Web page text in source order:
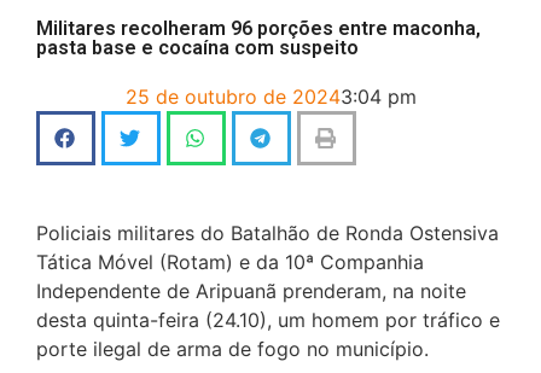
Militares recolheram 96 porções entre maconha,
pasta base e cocaína com suspeito
25 de outubro de 20243:04 pm
Policiais militares do Batalhão de Ronda Ostensiva
Tática Móvel (Rotam) e da 10ª Companhia
Independente de Aripuanã prenderam, na noite
desta quinta-feira (24.10), um homem por tráfico e
porte ilegal de arma de fogo no município.